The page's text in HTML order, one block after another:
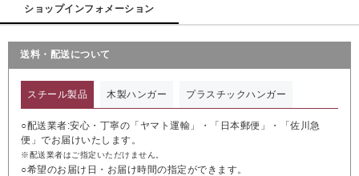
ショップインフォメーション
送料・配送について
スチール製品 木製ハンガー プラスチックハンガー
○配送業者:安心・丁寧の「ヤマト運輸」・「日本郵便」・「佐川急
便」でお届けいたします。
※配送業者はご指定いただけません。
○希望のお届け日・お届け時間の指定ができます。